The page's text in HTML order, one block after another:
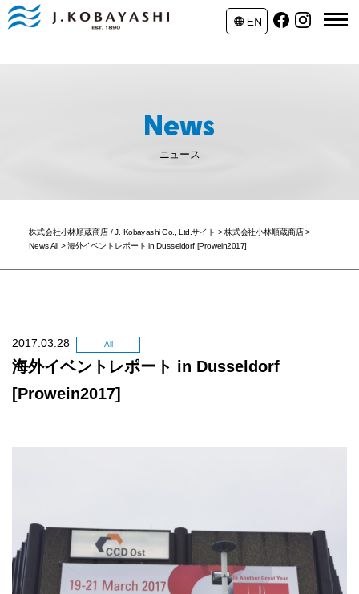
ニュース
株式会社小林順蔵商店 / J. Kobayashi Co., Ltd.サイト >株式会社小林順蔵商店 >
News All>海外イベントレポート in Dusseldorf [Prowein2017]
2017.03.28 All
海外イベントレポート in Dusseldorf
[Prowein2017]